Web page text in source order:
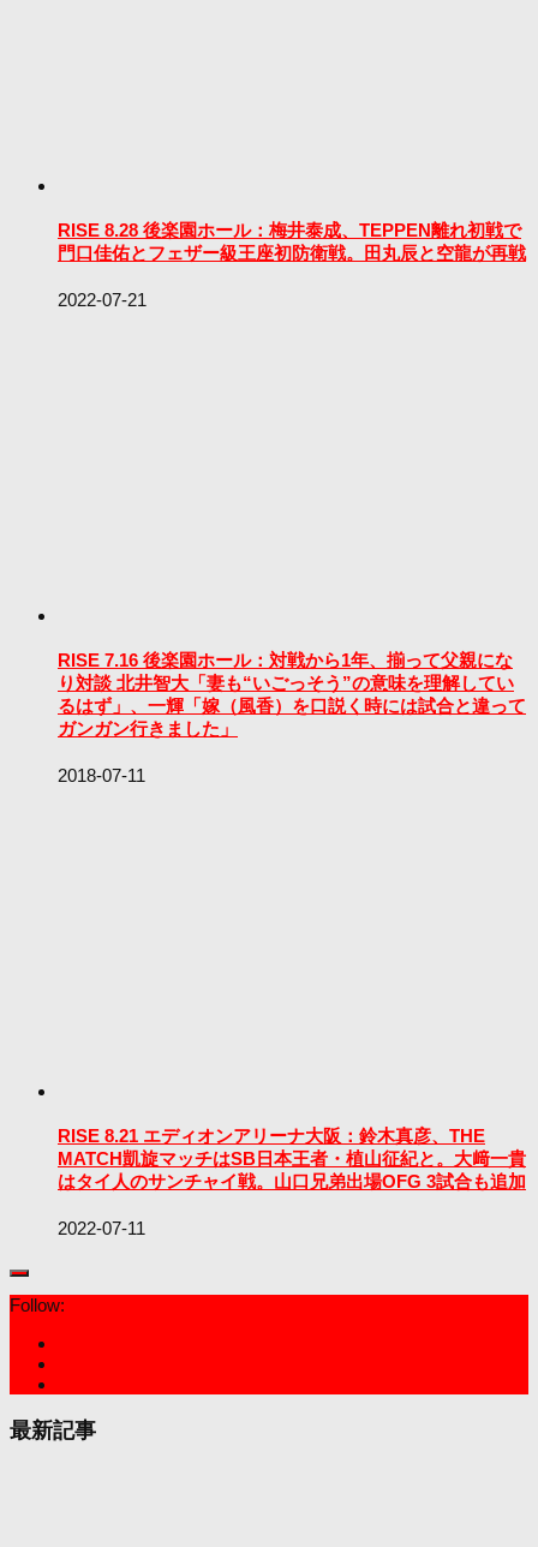
RISE 8.28 後楽園ホール：梅井泰成、TEPPEN離れ初戦で
門口佳佑とフェザー級王座初防衛戦。田丸辰と空龍が再戦
2022-07-21
RISE 7.16 後楽園ホール：対戦から1年、揃って父親にな
り対談 北井智大「妻も“いごっそう”の意味を理解してい
るはず」、一輝「嫁（風香）を口説く時には試合と違って
ガンガン行きました」
2018-07-11
RISE 8.21 エディオンアリーナ大阪：鈴木真彦、THE
MATCH凱旋マッチはSB日本王者・植山征紀と。大﨑一貴
はタイ人のサンチャイ戦。山口兄弟出場OFG 3試合も追加
2022-07-11
Follow:
最新記事